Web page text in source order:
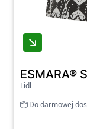
ESMARA®
Lidl
Do darmowej